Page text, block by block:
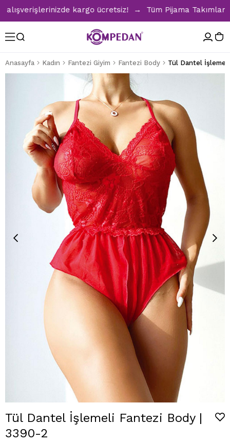
kargo ücretsiz! → Tüm Pijama
Anasayfa Kadın Fantezi Giyim Fantezi Body Tül Dantel
Tül Dantel İşlemeli Fantezi Body |
3390-2